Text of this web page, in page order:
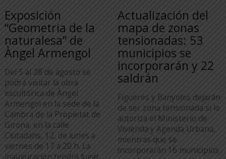
Exposición
“Geometria de la
naturalesa” de
Àngel Armengol
Del 5 al 28 de agosto se
podrá visitar la obra
escultórica de Àngel
Armengol en la sede de la
Cambra de la Propietat de
Girona, en la calle
Ciutadans, 12, de lunes a
viernes de 17 a 20 h. La
inauguración tendrá lugar
Actualización del
mapa de zonas
tensionadas: 53
municipios se
incorporarán y 22
saldrán
Figueres y Banyoles dejarán
de ser zona tensionada si lo
autoriza el Ministerio de
Vivienda y Agenda Urbana,
mientras que se
incorporarán 16 municipios